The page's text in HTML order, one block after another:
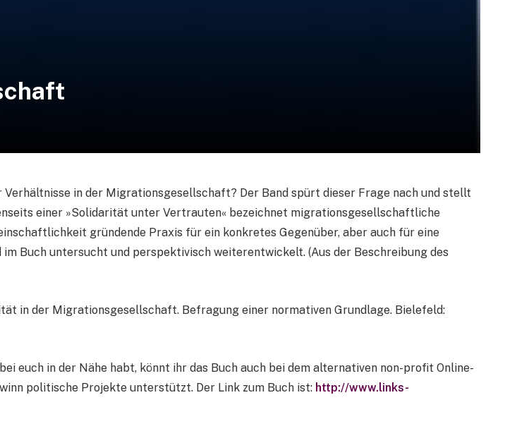
in der Migrationsgesellschaft? Der Band spürt dieser Frage nach und stellt
einer »Solidarität unter Vertrauten« bezeichnet migrationsgesellschaftliche
gründende Praxis für ein konkretes Gegenüber, aber auch für eine
Buch untersucht und perspektivisch weiterentwickelt. (Aus der Beschreibung des
in der Migrationsgesellschaft. Befragung einer normativen Grundlage. Bielefeld:
euch in der Nähe habt, könnt ihr das Buch auch bei dem alternativen non-profit Online-
politische Projekte unterstützt. Der Link zum Buch ist: http://www.links-